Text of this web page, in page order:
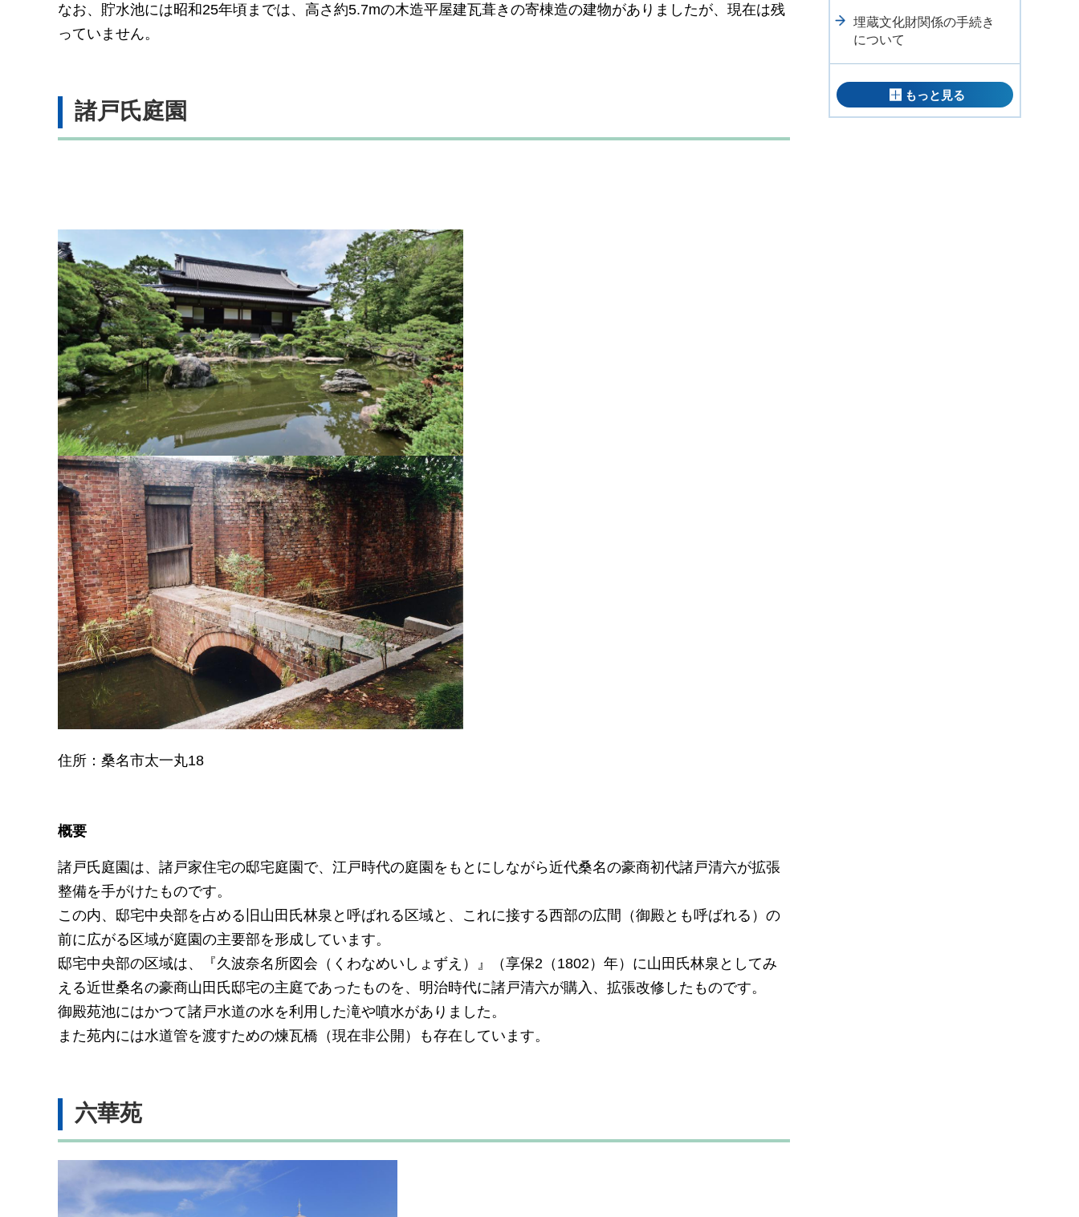
なお、貯水池には昭和25年頃までは、高さ約5.7mの木造平屋建瓦葺きの寄棟造の建物がありましたが、現在は残
っていません。
諸戸氏庭園
住所：桑名市太一丸18
概要
諸戸氏庭園は、諸戸家住宅の邸宅庭園で、江戸時代の庭園をもとにしながら近代桑名の豪商初代諸戸清六が拡張
整備を手がけたものです。
この内、邸宅中央部を占める旧山田氏林泉と呼ばれる区域と、これに接する西部の広間（御殿とも呼ばれる）の
前に広がる区域が庭園の主要部を形成しています。
邸宅中央部の区域は、『久波奈名所図会（くわなめいしょずえ）』（享保2（1802）年）に山田氏林泉としてみ
える近世桑名の豪商山田氏邸宅の主庭であったものを、明治時代に諸戸清六が購入、拡張改修したものです。
御殿苑池にはかつて諸戸水道の水を利用した滝や噴水がありました。
また苑内には水道管を渡すための煉瓦橋（現在非公開）も存在しています。
六華苑
埋蔵文化財関係の手続き
について
もっと見る